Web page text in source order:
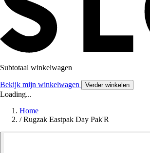
Subtotaal winkelwagen
Bekijk mijn winkelwagen Verder winkelen
Loading...
Home
/ Rugzak Eastpak Day Pak'R